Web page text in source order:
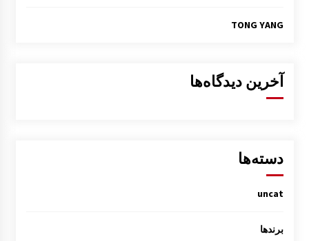
TONG YANG
آخرین دیدگاه‌ها
دسته‌ها
uncat
برندها